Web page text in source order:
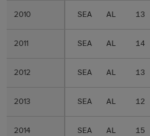
2010 SEA AL 13
2011 SEA AL 14
2012 SEA AL 13
2013 SEA AL 12
2014 SEA AL 15
2010
2011
2012
2013
2014